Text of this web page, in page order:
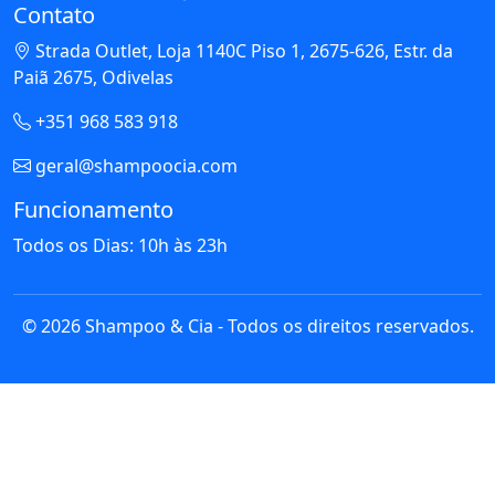
Contato
Strada Outlet, Loja 1140C Piso 1, 2675-626, Estr. da
Paiã 2675, Odivelas
+351 968 583 918
geral@shampoocia.com
Funcionamento
Todos os Dias: 10h às 23h
© 2026 Shampoo & Cia - Todos os direitos reservados.